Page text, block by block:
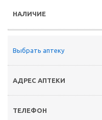
Выбрать аптеку